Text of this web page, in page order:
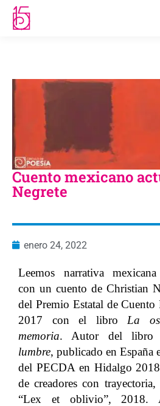
Cuento mexicano
Negrete
enero 24, 2022
Leemos narrativa mexicana
con un cuento de Christian
del Premio Estatal de
2017 con el libro La
memoria. Autor del
lumbre, publicado en España
del PECDA en Hidalgo
de creadores con
“Lex et oblivio”, 2018.